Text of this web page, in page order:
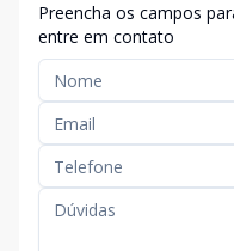
Preencha os campos
entre em contato